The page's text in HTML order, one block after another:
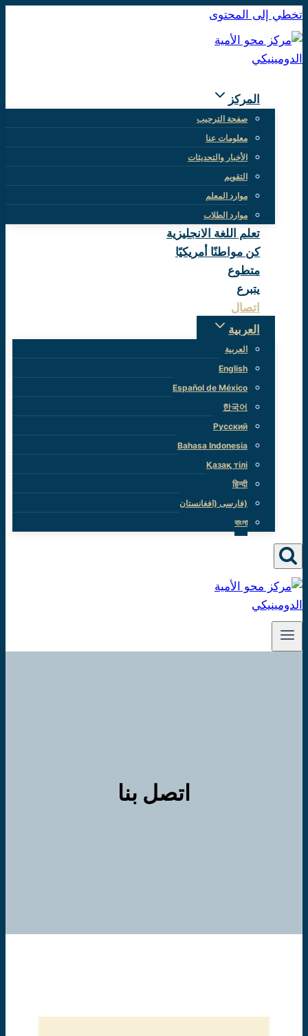
تخطي إلى المحتوى
المركز
صفحة الترحيب
معلومات عنا
الأخبار والتحديثات
التقويم
موارد المعلم
موارد الطلاب
تعلم اللغة الانجليزية
كن مواطنًا أمريكيًا
متطوع
يتبرع
اتصال
العربية
العربية
English
Español de México
한국어
Русский
Bahasa Indonesia
Қазақ тілі
हिन्दी
(فارسی (افغانستان
বাংলা
اتصل بنا